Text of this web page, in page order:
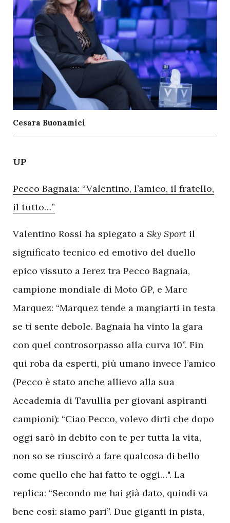
Cesara Buonamici
UP
Pecco Bagnaia: “Valentino, l’amico, il fratello,
il tutto…”
Valentino Rossi ha spiegato a Sky Sport il
significato tecnico ed emotivo del duello
epico vissuto a Jerez tra Pecco Bagnaia,
campione mondiale di Moto GP, e Marc
Marquez: “Marquez tende a mangiarti in testa
se ti sente debole. Bagnaia ha vinto la gara
con quel controsorpasso alla curva 10”. Fin
qui roba da esperti, più umano invece l’amico
(Pecco è stato anche allievo alla sua
Accademia di Tavullia per giovani aspiranti
campioni): “Ciao Pecco, volevo dirti che dopo
oggi sarò in debito con te per tutta la vita,
non so se riuscirò a fare qualcosa di bello
come quello che hai fatto te oggi…". La
replica: “Secondo me hai già dato, quindi va
bene così: siamo pari”. Due giganti in pista,